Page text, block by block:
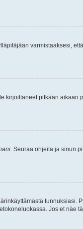
varmistaaksesi,
kirjoittaneet pitkään aikaan
. Seuraa ohjeita ja sinun
tunnuksiasi.
Jos et näe